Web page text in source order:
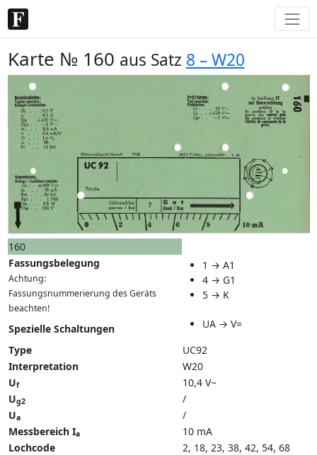
Karte № 160 aus Satz 8 – W20
160
Fassungsbelegung
Achtung:
Fassungsnummerierung des Geräts
beachten!
1 → A1
4 → G1
5 → K
Spezielle Schaltungen
UA → V=
Type
UC92
Interpretation
W20
Uf
10,4 V~
Ug2
/
Ua
/
Messbereich Ia
10 mA
Lochcode
2, 18, 23, 38, 42, 54, 68